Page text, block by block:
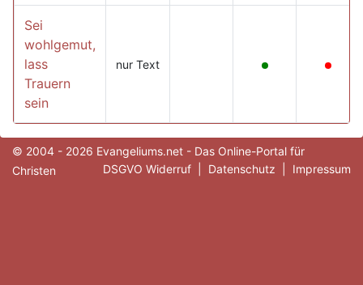
Sei
wohlgemut,
lass
Trauern
sein
nur Text
© 2004 - 2026 Evangeliums.net - Das Online-Portal für
Christen
DSGVO Widerruf Datenschutz Impressum